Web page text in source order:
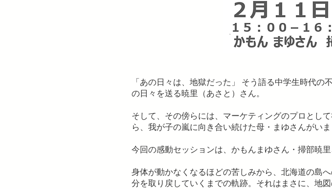
「あの日々は、地獄だった」 そう語る中学生時代
の日々を送る暁里（あさと）さん。
そして、その傍らには、マーケティングのプロとし
ら、我が子の嵐に向き合い続けた母・まゆさんがいま
今回の感動セッションは、かもんまゆさん・掃部暁里
身体が動かなくなるほどの苦しみから、北海道の島
分を取り戻していくまでの軌跡。それはまさに、地